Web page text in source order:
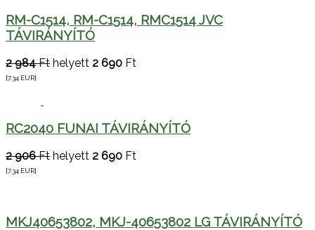
RM-C1514, RM-C1514, RMC1514 JVC
TÁVIRÁNYÍTÓ
2 984 Ft helyett 2 690 Ft
[7.34 EUR]
RC2040 FUNAI TÁVIRÁNYÍTÓ
2 906 Ft helyett 2 690 Ft
[7.34 EUR]
MKJ40653802, MKJ-40653802 LG TÁVIRÁNYÍTÓ